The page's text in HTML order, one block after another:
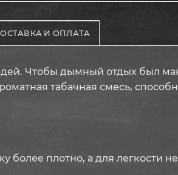
И ОПЛАТА
Чтобы дымный отдых был
табачная смесь,
более плотно, а для легкости